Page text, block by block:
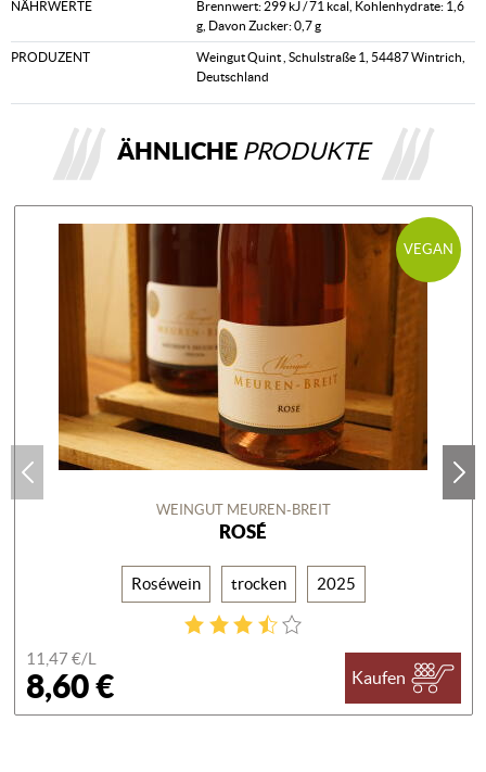
NÄHRWERTE
Brennwert: 299 kJ / 71 kcal, Kohlenhydrate: 1,6
g, Davon Zucker: 0,7 g
PRODUZENT
Weingut Quint , Schulstraße 1, 54487 Wintrich,
Deutschland
ÄHNLICHE PRODUKTE
VEGAN
WEINGUT MEUREN-BREIT
ROSÉ
Roséwein trocken 2025
11,47 €/L
8,60 € Kaufen